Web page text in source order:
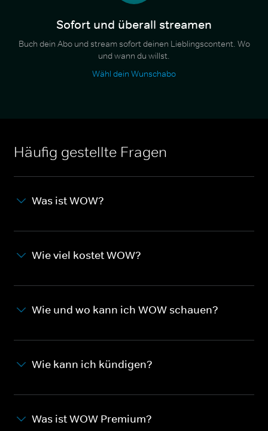
Sofort und überall streamen
Buch dein Abo und stream sofort deinen Lieblingscontent. Wo
und wann du willst.
Wähl dein Wunschabo
Häufig gestellte Fragen
Was ist WOW?
Wie viel kostet WOW?
Wie und wo kann ich WOW schauen?
Wie kann ich kündigen?
Was ist WOW Premium?